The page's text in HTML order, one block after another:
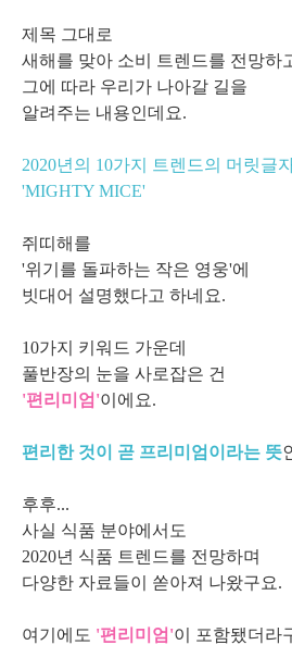
제목 그대로
새해를 맞아 소비 트렌드를 전망하
그에 따라 우리가 나아갈 길을
알려주는 내용인데요.
2020년의 10가지 트렌드의 머릿글
'MIGHTY MICE'
쥐띠해를
'위기를 돌파하는 작은 영웅'에
빗대어 설명했다고 하네요.
10가지 키워드 가운데
풀반장의 눈을 사로잡은 건
'편리미엄'이에요.
편리한 것이 곧 프리미엄이라는 뜻
후후...
사실 식품 분야에서도
2020년 식품 트렌드를 전망하며
다양한 자료들이 쏟아져 나왔구요.
여기에도 '편리미엄'이 포함됐더라